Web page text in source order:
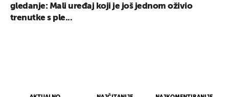
gledanje: Mali uređaj koji je još jednom oživio
trenutke s ple...